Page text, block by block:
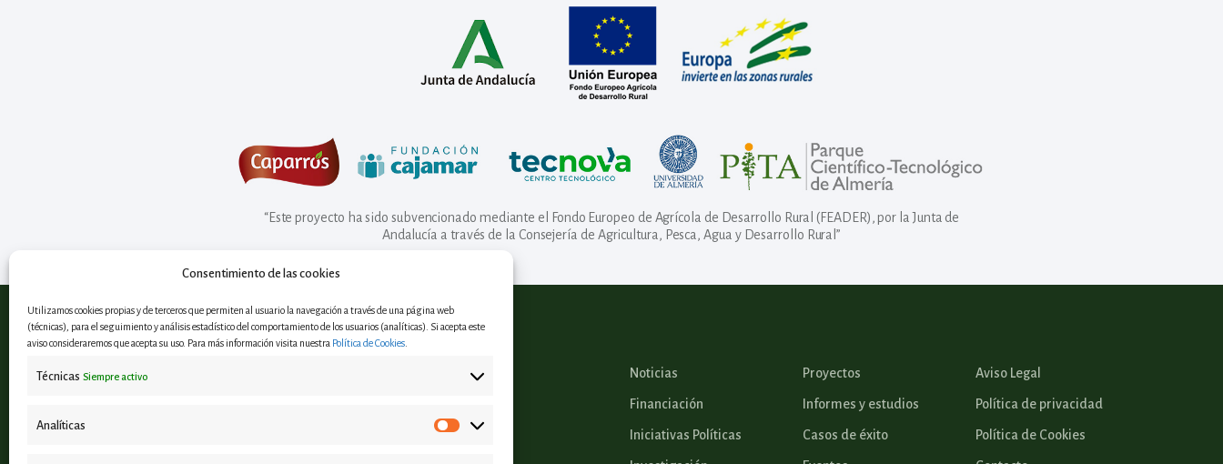
Consentimiento de las cookies
Utilizamos cookies propias y de terceros que permiten al usuario la navegación a través de una página web
(técnicas), para el seguimiento y análisis estadístico del comportamiento de los usuarios (analíticas). Si acepta este
aviso consideraremos que acepta su uso. Para más información visita nuestra Política de Cookies
Técnicas Siempre activo
Analíticas
“Este proyecto ha sido subvencionado mediante el Fondo Europeo de Agrícola de Desarrollo Rural (FEADER), por la Junta de
Andalucía a través de la Consejería de Agricultura, Pesca, Agua y Desarrollo Rural”
Observatorio Andaluz en
Noticias
Financiación
Iniciativas Políticas
Proyectos
Informes y estudios
Casos de éxito
Aviso Legal
Política de privacidad
Política de Cookies